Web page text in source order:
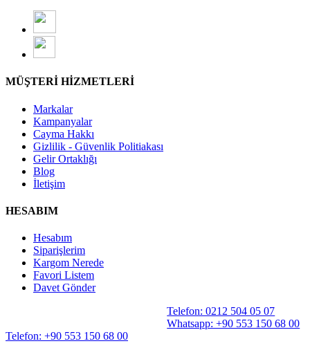
MÜŞTERİ HİZMETLERİ
Markalar
Kampanyalar
Cayma Hakkı
Gizlilik - Güvenlik Politiakası
Gelir Ortaklığı
Blog
İletişim
HESABIM
Hesabım
Siparişlerim
Kargom Nerede
Favori Listem
Davet Gönder
Telefon: 0212 504 05 07
Whatsapp: +90 553 150 68 00
Telefon: +90 553 150 68 00